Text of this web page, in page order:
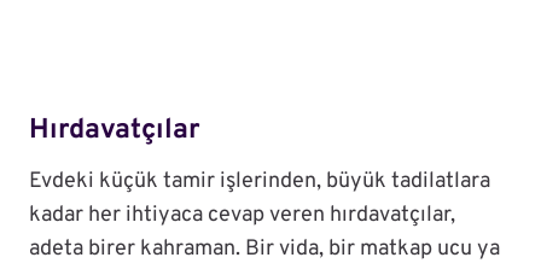
Hırdavatçılar
Evdeki küçük tamir işlerinden, büyük tadilatlara
kadar her ihtiyaca cevap veren hırdavatçılar,
adeta birer kahraman. Bir vida, bir matkap ucu ya